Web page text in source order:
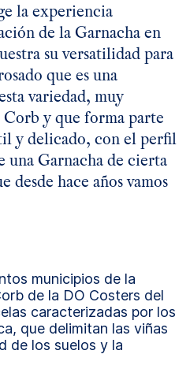
la experiencia
de la Garnacha en
su versatilidad para
que es una
variedad, muy
Corb y que forma parte
y delicado, con el perfil
una Garnacha de cierta
desde hace años vamos
municipios de la
de la DO Costers del
caracterizadas por los
que delimitan las viñas
de los suelos y la